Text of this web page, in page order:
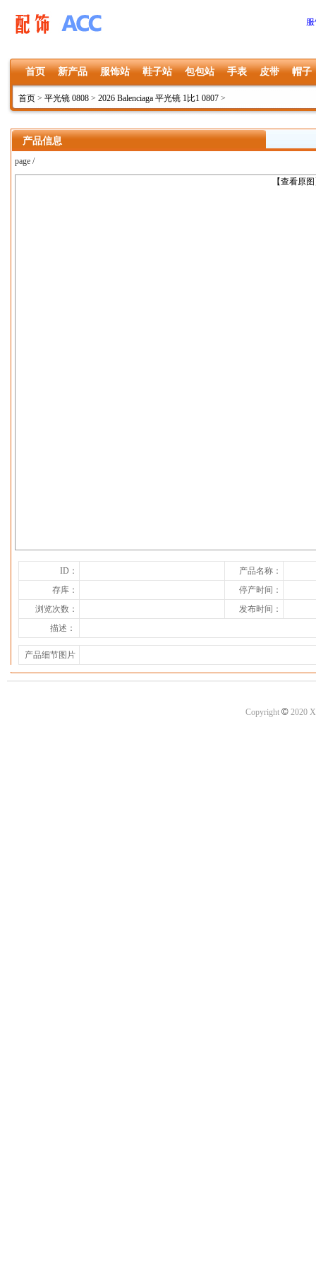
首页 新产品 服饰站 鞋子站 包包站 手表 皮带 帽子
首页 > 平光镜 0808 > 2026 Balenciaga 平光镜 1比1 0807 >
产品信息
page /
【查看原
上一张
ID：
产品名称：
存库：
停产时间：
浏览次数：
发布时间：
描述：
产品细节图片
Copyright ©2020